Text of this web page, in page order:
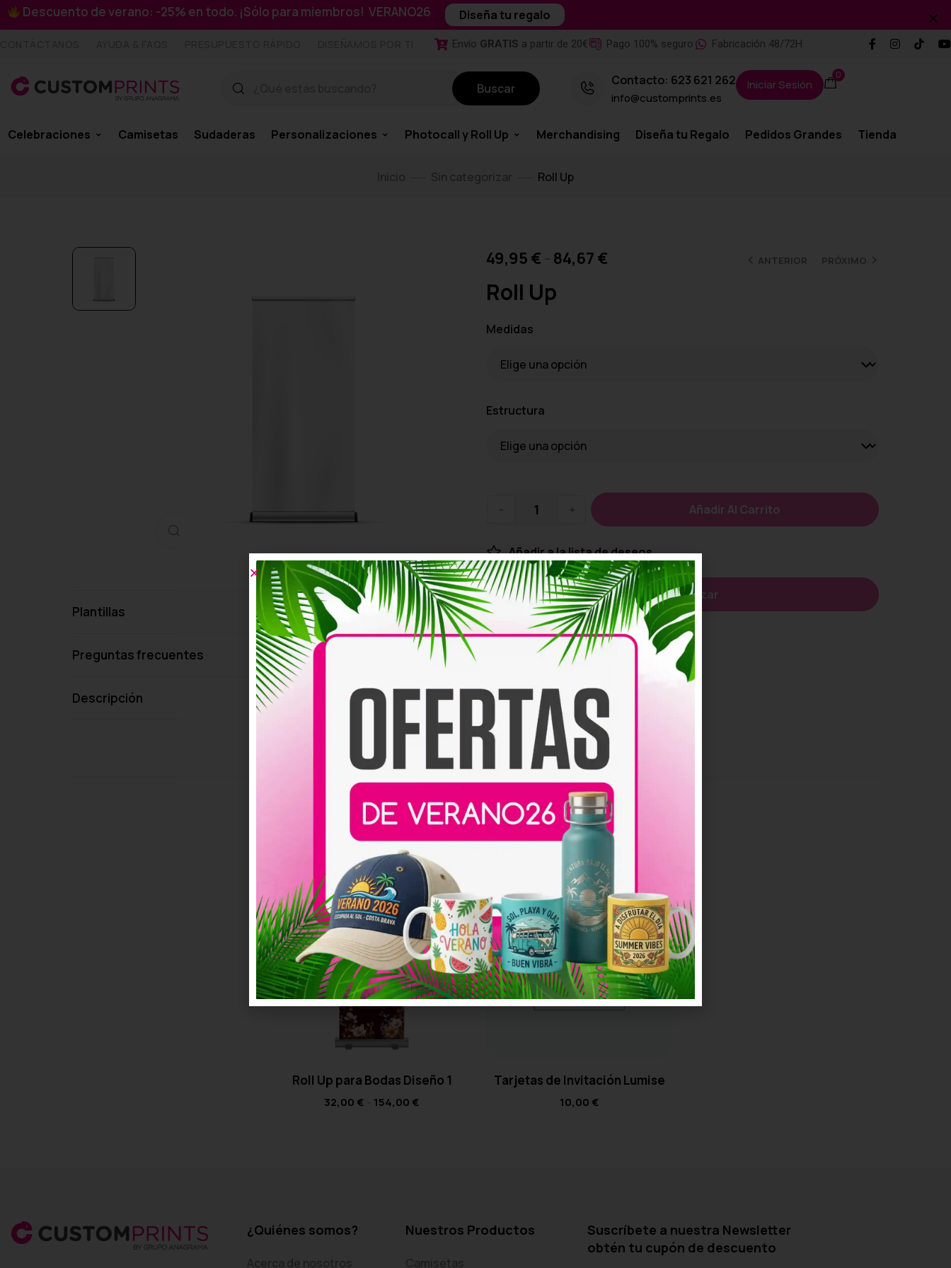
Descuento de verano: -25% en todo. ¡Sólo para miembros! VERANO26 Diseña tu regalo
Envío GRATIS a partir de 20€ Pago 100% seguro Fabricación 48/72H
Buscar
Contacto: 623 621 262
info@customprints.es
Iniciar Sesión
0
Celebraciones Camisetas Sudaderas Personalizaciones Photocall y Roll Up Merchandising Diseña tu Regalo Pedidos Grandes Tienda
Inicio Sin categorizar Roll Up
Plantillas
Preguntas frecuentes
Descripción
ANTERIOR PRÓXIMO
49,95 € 84,67 €
Roll Up
Medidas
Estructura
- + Añadir Al Carrito
Añadir a la lista de deseos
Personalizar
Compartir:
Productos relacionados
Roll Up para Bodas Diseño 1
32,00 € 154,00 €
Tarjetas de Invitación Lumise
10,00 €
¿Quiénes somos?
Acerca de nosotros
Nuestros Productos
Camisetas
Suscríbete a nuestra Newsletter
obtén tu cupón de descuento